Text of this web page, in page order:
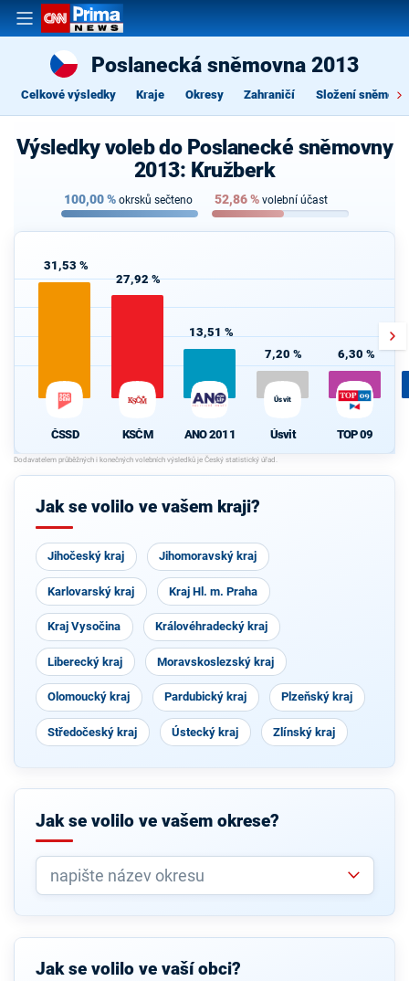
Poslanecká sněmovna 2013
Celkové výsledky Kraje Okresy Zahraničí Složení
Výsledky voleb do Poslanecké sněmovny
2013: Kružberk
100,00% okrsků sečteno 52,86% volební účast
31,53 %
ČSSD
27,92 %
KSČM
13,51 %
ANO 2011
7,20 %
Úsvit
Úsvit
6,30 %
TOP 09
Jak se volilo ve vašem kraji?
Jihočeský kraj Jihomoravský kraj
Karlovarský kraj Kraj Hl. m. Praha
Kraj Vysočina Královéhradecký kraj
Liberecký kraj Moravskoslezský kraj
Olomoucký kraj Pardubický kraj Plzeňský kraj
Středočeský kraj Ústecký kraj Zlínský kraj
Jak se volilo ve vašem okrese?
Jak se volilo ve vaší obci?